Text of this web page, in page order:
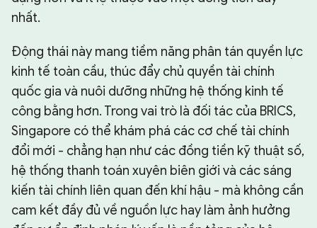
nhất.
Động thái này mang tiềm năng phân tán quyền lực
kinh tế toàn cầu, thúc đẩy chủ quyền tài chính
quốc gia và nuôi dưỡng những hệ thống kinh tế
công bằng hơn. Trong vai trò là đối tác của BRICS,
Singapore có thể khám phá các cơ chế tài chính
đổi mới - chẳng hạn như các đồng tiền kỹ thuật số,
hệ thống thanh toán xuyên biên giới và các sáng
kiến tài chính liên quan đến khí hậu - mà không cần
cam kết đầy đủ về nguồn lực hay làm ảnh hưởng